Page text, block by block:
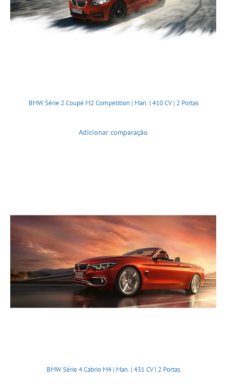
BMW Série 2 Coupé M2 Competition | Man. | 410 CV | 2 Portas
Adicionar comparação
BMW Série 4 Cabrio M4 | Man. | 431 CV | 2 Portas